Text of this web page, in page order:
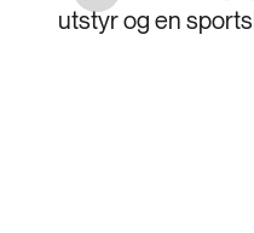
utstyr og en